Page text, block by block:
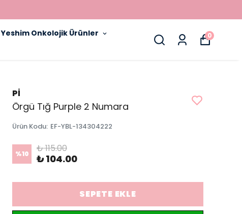
Yeshim Onkolojik Ürünler
0
Pİ
Örgü Tığ Purple 2 Numara
Ürün Kodu: EF-YBL-134304222
%10 ₺ 115.00
₺ 104.00
SEPETE EKLE